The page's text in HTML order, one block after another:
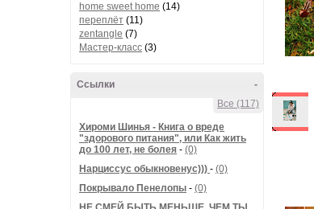
home sweet home (14)
переплёт (11)
zentangle (7)
Мастер-класс (3)
-
Ссылки
Все (117)
Хироми Шинья - Книга о вреде
"здорового питания", или Как жить
до 100 лет, не болея - (0)
Нарциссус обыкновенус))) - (0)
Покрывало Пенелопы - (0)